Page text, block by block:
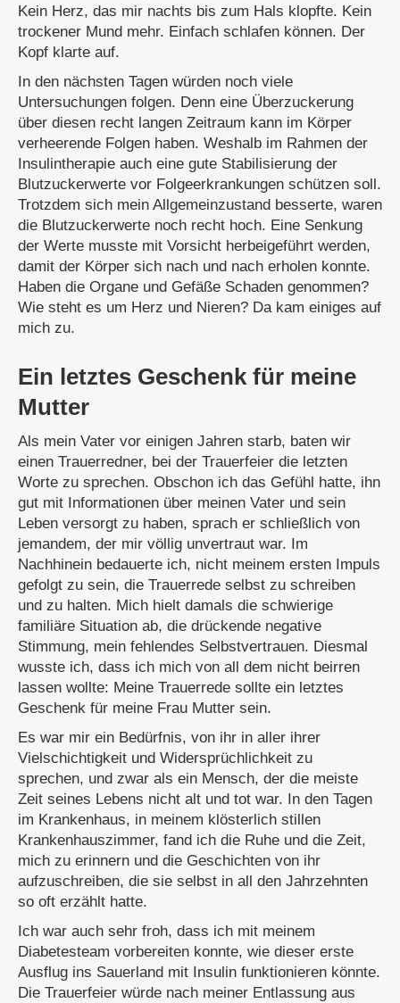
Kein Herz, das mir nachts bis zum Hals klopfte. Kein
trockener Mund mehr. Einfach schlafen können. Der
Kopf klarte auf.
In den nächsten Tagen würden noch viele
Untersuchungen folgen. Denn eine Überzuckerung
über diesen recht langen Zeitraum kann im Körper
verheerende Folgen haben. Weshalb im Rahmen der
Insulintherapie auch eine gute Stabilisierung der
Blutzuckerwerte vor Folgeerkrankungen schützen soll.
Trotzdem sich mein Allgemeinzustand besserte, waren
die Blutzuckerwerte noch recht hoch. Eine Senkung
der Werte musste mit Vorsicht herbeigeführt werden,
damit der Körper sich nach und nach erholen konnte.
Haben die Organe und Gefäße Schaden genommen?
Wie steht es um Herz und Nieren? Da kam einiges auf
mich zu.
Ein letztes Geschenk für meine
Mutter
Als mein Vater vor einigen Jahren starb, baten wir
einen Trauerredner, bei der Trauerfeier die letzten
Worte zu sprechen. Obschon ich das Gefühl hatte, ihn
gut mit Informationen über meinen Vater und sein
Leben versorgt zu haben, sprach er schließlich von
jemandem, der mir völlig unvertraut war. Im
Nachhinein bedauerte ich, nicht meinem ersten Impuls
gefolgt zu sein, die Trauerrede selbst zu schreiben
und zu halten. Mich hielt damals die schwierige
familiäre Situation ab, die drückende negative
Stimmung, mein fehlendes Selbstvertrauen. Diesmal
wusste ich, dass ich mich von all dem nicht beirren
lassen wollte: Meine Trauerrede sollte ein letztes
Geschenk für meine Frau Mutter sein.
Es war mir ein Bedürfnis, von ihr in aller ihrer
Vielschichtigkeit und Widersprüchlichkeit zu
sprechen, und zwar als ein Mensch, der die meiste
Zeit seines Lebens nicht alt und tot war. In den Tagen
im Krankenhaus, in meinem klösterlich stillen
Krankenhauszimmer, fand ich die Ruhe und die Zeit,
mich zu erinnern und die Geschichten von ihr
aufzuschreiben, die sie selbst in all den Jahrzehnten
so oft erzählt hatte.
Ich war auch sehr froh, dass ich mit meinem
Diabetesteam vorbereiten konnte, wie dieser erste
Ausflug ins Sauerland mit Insulin funktionieren könnte.
Die Trauerfeier würde nach meiner Entlassung aus